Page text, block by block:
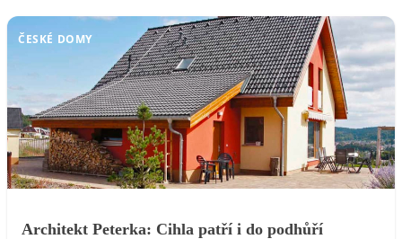
domů, které odpovídají moderním trendům a požadavkům
klientů.
ČESKÉ DOMY
Architekt Peterka: Cihla patří i do podhůří